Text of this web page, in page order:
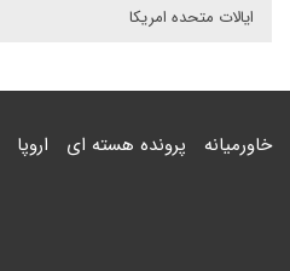
ایالات متحده امریکا
خاورمیانه پرونده هسته ای اروپا